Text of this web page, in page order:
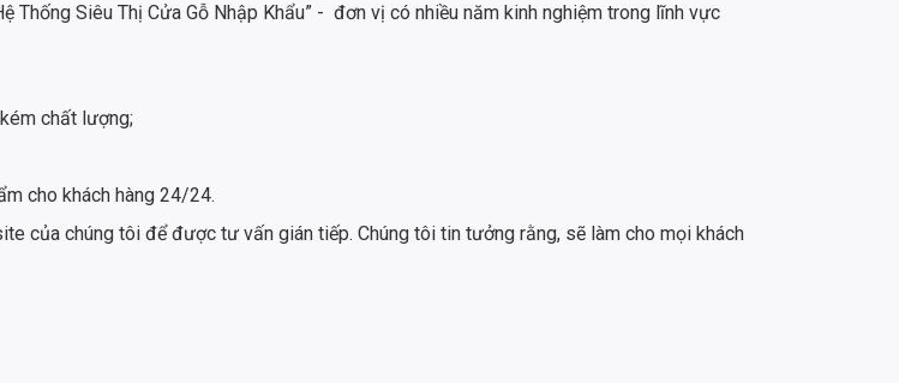
Thống Siêu Thị Cửa Gỗ Nhập Khẩu” - đơn vị có nhiều năm kinh nghiệm trong lĩnh vực
chất lượng;
cho khách hàng 24/24.
của chúng tôi để được tư vấn gián tiếp. Chúng tôi tin tưởng rằng, sẽ làm cho mọi khách